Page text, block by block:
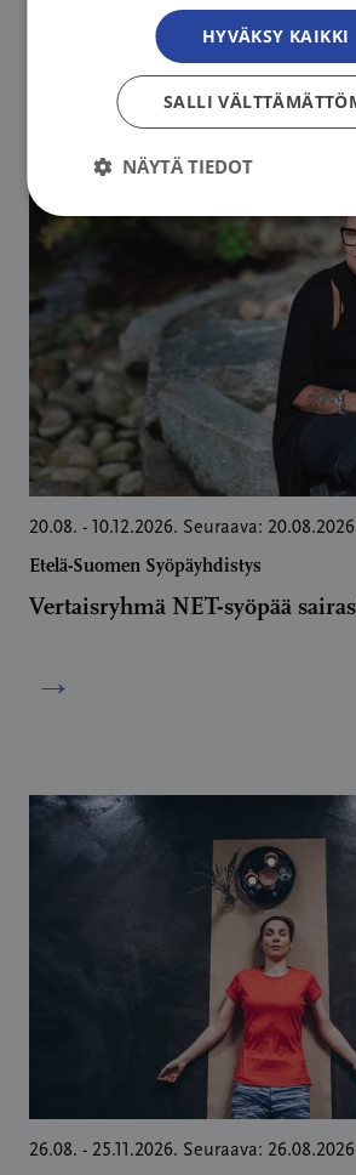
20.08. - 10.12.2026. Seuraava: 20.08.2026
Etelä-Suomen Syöpäyhdistys
Vertaisryhmä NET-syöpää
→
26.08. - 25.11.2026. Seuraava: 26.08.2026
HYVÄKSY KAIKKI
SALLI
NÄYTÄ TIEDOT